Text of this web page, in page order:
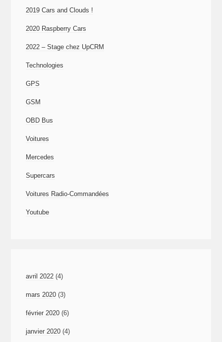
2019 Cars and Clouds !
2020 Raspberry Cars
2022 – Stage chez UpCRM
Technologies
GPS
GSM
OBD Bus
Voitures
Mercedes
Supercars
Voitures Radio-Commandées
Youtube
avril 2022 (4)
mars 2020 (3)
février 2020 (6)
janvier 2020 (4)